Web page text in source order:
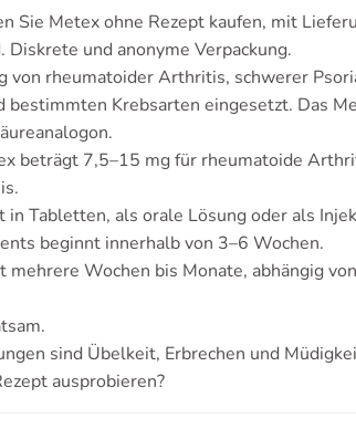
Sie Metex ohne Rezept kaufen, mit
Diskrete und anonyme Verpackung.
von rheumatoider Arthritis, schwerer
bestimmten Krebsarten eingesetzt. Das
beträgt 7,5–15 mg für rheumatoide
in Tabletten, als orale Lösung oder als
beginnt innerhalb von 3–6 Wochen.
Wochen bis Monate, abhängig
sind Übelkeit, Erbrechen und
ausprobieren?